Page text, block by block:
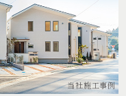
当社施工事例